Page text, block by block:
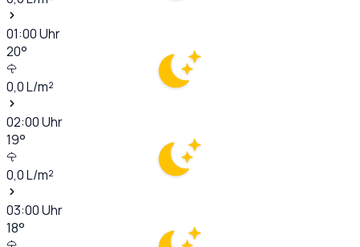
01:00Uhr
20°
0,0L/m²
02:00Uhr
19°
0,0L/m²
03:00Uhr
18°